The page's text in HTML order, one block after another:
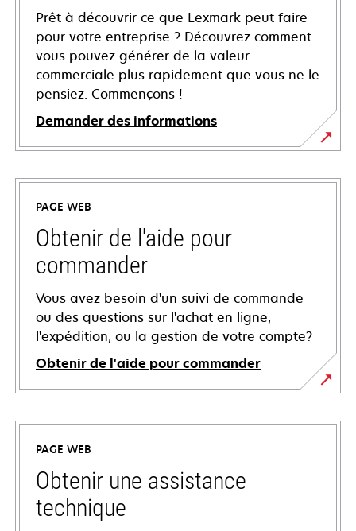
Prêt à découvrir ce que Lexmark peut faire
pour votre entreprise ? Découvrez comment
vous pouvez générer de la valeur
commerciale plus rapidement que vous ne le
pensiez. Commençons !
Demander des informations
PAGE WEB
Obtenir de l'aide pour
commander
Vous avez besoin d'un suivi de commande
ou des questions sur l'achat en ligne,
l'expédition, ou la gestion de votre compte?
Obtenir de l'aide pour commander
PAGE WEB
Obtenir une assistance
technique